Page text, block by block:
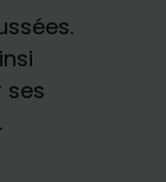
ses